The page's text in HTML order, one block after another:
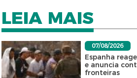
LEIA MAIS
07/08/2026
Espanha
e anuncia
fronteiras